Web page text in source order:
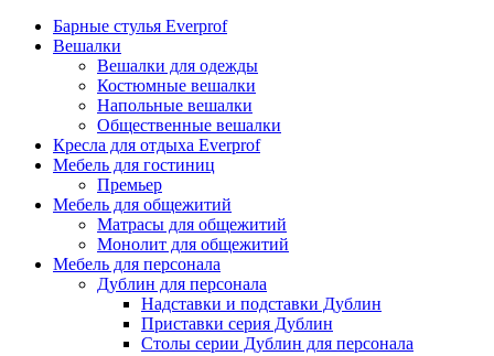
Барные стулья Everprof
Вешалки
Вешалки для одежды
Костюмные вешалки
Напольные вешалки
Общественные вешалки
Кресла для отдыха Everprof
Мебель для гостиниц
Премьер
Мебель для общежитий
Матрасы для общежитий
Монолит для общежитий
Мебель для персонала
Дублин для персонала
Надставки и подставки Дублин
Приставки серия Дублин
Столы серии Дублин для персонала